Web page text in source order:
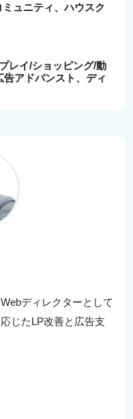
ュニティ、ハウスク
レイ/ショッピング/動
アドバンスト、ディ
ディレクターとして
じたLP改善と広告支